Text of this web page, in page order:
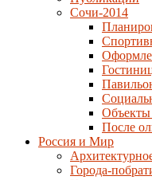
Сочи-2014
Объекты
После
Россия и Мир
Города-